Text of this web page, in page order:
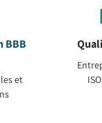
BBB
et